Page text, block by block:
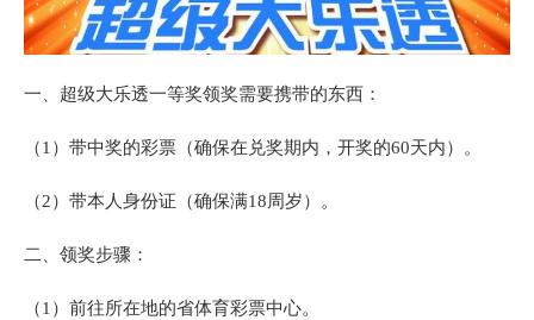
一、超级大乐透一等奖领奖需要携带的东西：
（1）带中奖的彩票（确保在兑奖期内，开奖的60天内）。
（2）带本人身份证（确保满18周岁）。
二、领奖步骤：
（1）前往所在地的省体育彩票中心。